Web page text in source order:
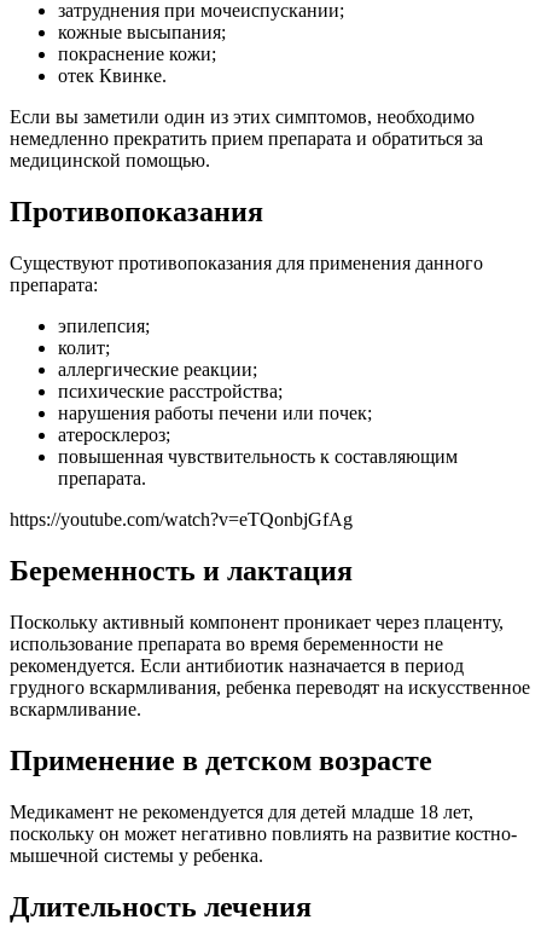
затруднения при мочеиспускании;
кожные высыпания;
покраснение кожи;
отек Квинке.
Если вы заметили один из этих симптомов, необходимо
немедленно прекратить прием препарата и обратиться за
медицинской помощью.
Противопоказания
Существуют противопоказания для применения данного
препарата:
эпилепсия;
колит;
аллергические реакции;
психические расстройства;
нарушения работы печени или почек;
атеросклероз;
повышенная чувствительность к составляющим
препарата.
https://youtube.com/watch?v=eTQonbjGfAg
Беременность и лактация
Поскольку активный компонент проникает через плаценту,
использование препарата во время беременности не
рекомендуется. Если антибиотик назначается в период
грудного вскармливания, ребенка переводят на искусственное
вскармливание.
Применение в детском возрасте
Медикамент не рекомендуется для детей младше 18 лет,
поскольку он может негативно повлиять на развитие костно-
мышечной системы у ребенка.
Длительность лечения